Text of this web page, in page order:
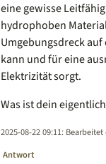
eine gewisse
hydrophoben
Umgebungsdreck
kann und für eine
Elektrizität sorgt.
Was ist dein
2025-08-22 09:11:
Antwort